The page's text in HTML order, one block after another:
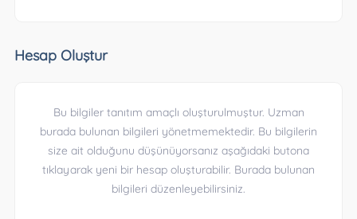
Hesap Oluştur
Bu bilgiler tanıtım amaçlı oluşturulmuştur. Uzman
burada bulunan bilgileri yönetmemektedir. Bu bilgilerin
size ait olduğunu düşünüyorsanız aşağıdaki butona
tıklayarak yeni bir hesap oluşturabilir. Burada bulunan
bilgileri düzenleyebilirsiniz.